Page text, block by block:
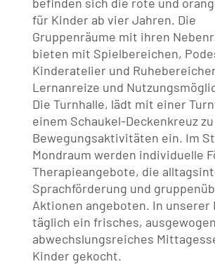
für Kinder ab vier Jahren. Die
Gruppenräume mit ihren
bieten mit Spielbereichen,
Kinderatelier und
Lernanreize und
Die Turnhalle, lädt mit einer
einem Schaukel-Deckenkreuz zu
Bewegungsaktivitäten ein. Im
Mondraum werden individuelle
Therapieangebote, die
Sprachförderung und
Aktionen angeboten. In unserer
täglich ein frisches,
abwechslungsreiches
Kinder gekocht.